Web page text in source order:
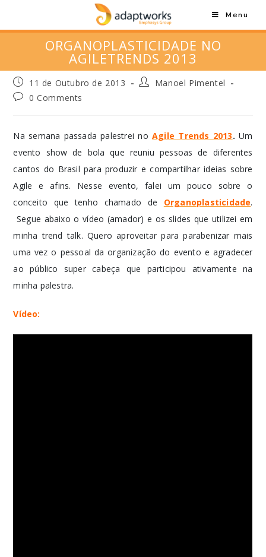
Menu
ORGANOPLASTICIDADE NO
AGILETRENDS 2013
11 de Outubro de 2013
Manoel Pimentel
0 Comments
Na semana passada palestrei noAgile Trends 2013. Um
evento show de bola que reuniu pessoas de diferentes
cantos do Brasil para produzir e compartilhar ideias sobre
Agile e afins. Nesse evento, falei um pouco sobre o
conceito que tenho chamado de Organoplasticidade.
Segue abaixo o vídeo (amador) e os slides que utilizei em
minha trend talk. Quero aproveitar para parabenizar mais
uma vez o pessoal da organização do evento e agradecer
ao público super cabeça que participou ativamente na
minha palestra.
Vídeo: